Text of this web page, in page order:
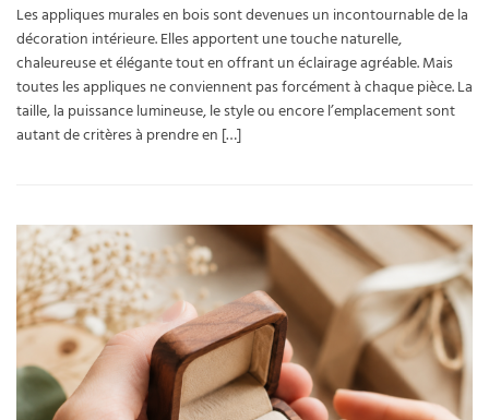
Les appliques murales en bois sont devenues un incontournable de la
décoration intérieure. Elles apportent une touche naturelle,
chaleureuse et élégante tout en offrant un éclairage agréable. Mais
toutes les appliques ne conviennent pas forcément à chaque pièce. La
taille, la puissance lumineuse, le style ou encore l’emplacement sont
autant de critères à prendre en […]